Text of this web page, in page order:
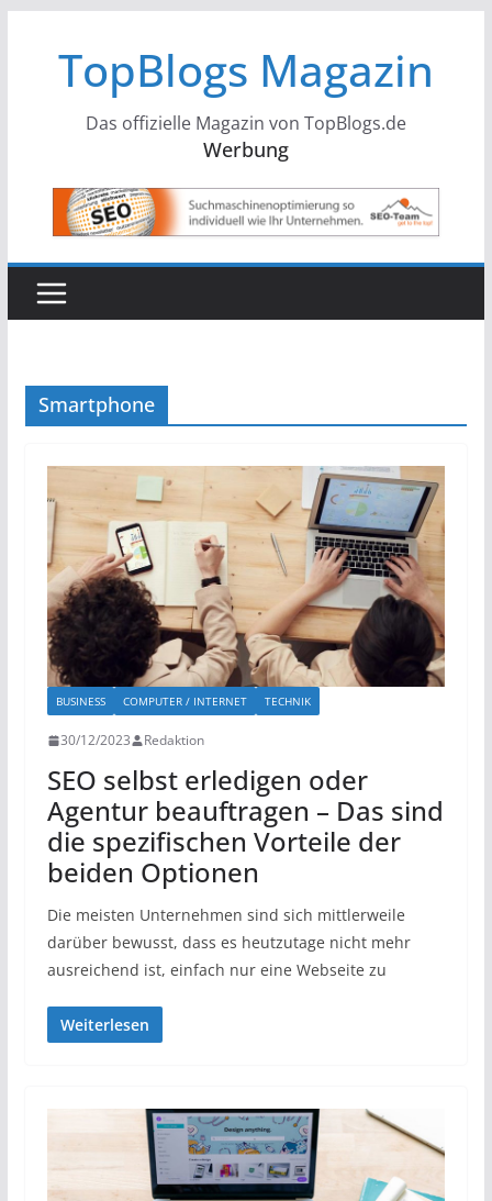
springenTopBlogs Magazin
Das offizielle Magazin von TopBlogs.de
Werbung
Smartphone
BUSINESS COMPUTER / INTERNET TECHNIK
30/12/2023 Redaktion
SEO selbst erledigen oder
Agentur beauftragen – Das sind
die spezifischen Vorteile der
beiden Optionen
Die meisten Unternehmen sind sich mittlerweile
darüber bewusst, dass es heutzutage nicht mehr
ausreichend ist, einfach nur eine Webseite zu
Weiterlesen